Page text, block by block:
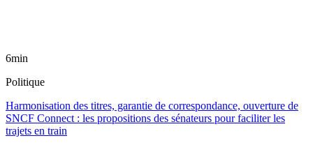
6min
Politique
Harmonisation des titres, garantie de correspondance, ouverture de
SNCF Connect : les propositions des sénateurs pour faciliter les
trajets en train